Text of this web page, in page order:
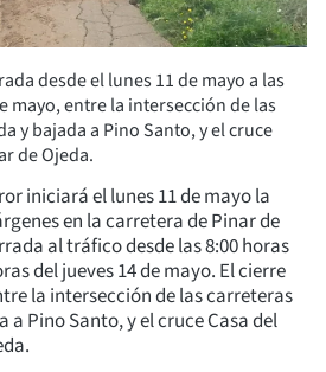
desde el lunes 11 de mayo a las
mayo, entre la intersección de las
y bajada a Pino Santo, y el cruce
de Ojeda.
iniciará el lunes 11 de mayo la
en la carretera de Pinar de
al tráfico desde las 8:00 horas
del jueves 14 de mayo. El cierre
la intersección de las carreteras
a Pino Santo, y el cruce Casa del